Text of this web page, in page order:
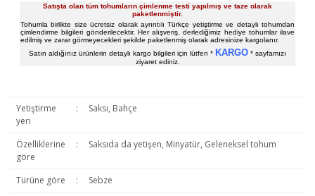
Satışta olan tüm tohumların çimlenme testi yapılmış ve taze olarak
paketlenmiştir.
Tohumla birlikte size ücretsiz olarak ayrıntılı Türkçe yetiştirme ve detaylı tohumdan
çimlendirme bilgileri gönderilecektir. Her alışveriş, derlediğimiz hediye tohumlar ilave
edilmiş ve zarar görmeyecekleri şekilde paketlenmiş olarak adresinize kargolanır.
Satın aldığınız ürünlerin detaylı kargo bilgileri için lütfen * KARGO * sayfamızı
ziyaret ediniz.
Yetiştirme
yeri
: Saksı, Bahçe
Özelliklerine
göre
: Saksıda da yetişen, Minyatür, Geleneksel tohum
Türüne göre :
Sebze